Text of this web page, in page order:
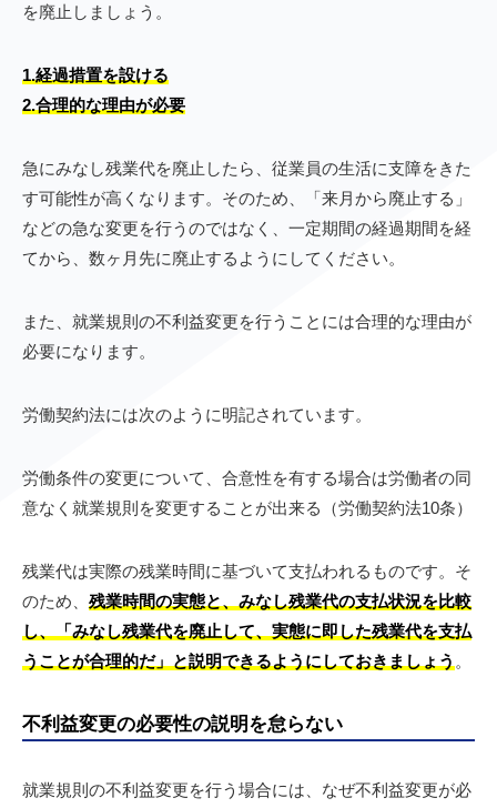
を廃止しましょう。
1.経過措置を設ける
2.合理的な理由が必要
急にみなし残業代を廃止したら、従業員の生活に支障をきた
す可能性が高くなります。そのため、「来月から廃止する」
などの急な変更を行うのではなく、一定期間の経過期間を経
てから、数ヶ月先に廃止するようにしてください。
また、就業規則の不利益変更を行うことには合理的な理由が
必要になります。
労働契約法には次のように明記されています。
労働条件の変更について、合意性を有する場合は労働者の同
意なく就業規則を変更することが出来る（労働契約法10条）
残業代は実際の残業時間に基づいて支払われるものです。そ
のため、 残業時間の実態と、みなし残業代の支払状況を比較
し、「みなし残業代を廃止して、実態に即した残業代を支払
うことが合理的だ」と説明できるようにしておきましょう 。
不利益変更の必要性の説明を怠らない
就業規則の不利益変更を行う場合には、なぜ不利益変更が必